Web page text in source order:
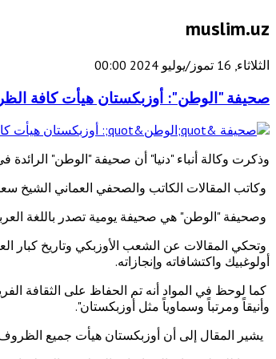
muslim.uz
الثلاثاء, 16 تموز/يوليو 2024 00:00
صحيفة "الوطن": أوزبكستان هيأت كافة
وذكرت وكالة أنباء "دنيا" أن صحيفة "الوطن"
وكاتب المقالات الكاتب والصحفي العماني الشيخ
وصحيفة "الوطن" هي صحيفة يومية تصدر باللغة العربية يبلغ عدد نسخها الموزعة 40
وتحكي المقالات عن الشعب الأوزبكي وتاريخ كبار
أولوغبيك واكتشافاته وإنجازاته.
كما لوحظ في المواد أنه تم الحفاظ على الثقافة
وأنيقاً ومرتباً وسماوياً مثل أوزبكستان".
يشير المقال إلى أن أوزبكستان هيأت جميع